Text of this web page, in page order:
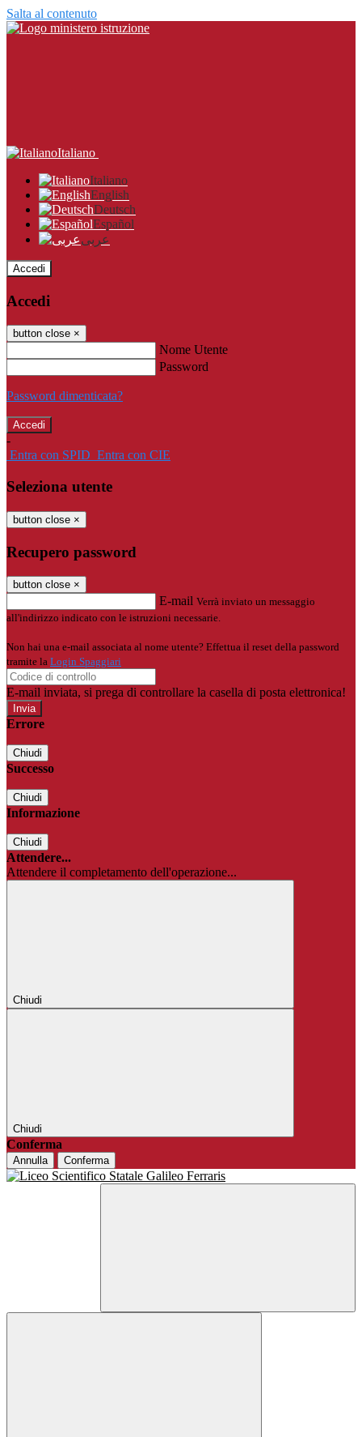
Salta al contenuto
Italiano
Italiano
English
Deutsch
Español
عربى
Accedi
Accedi
button close ×
Nome Utente
Password
Password dimenticata?
-
Entra con SPID Entra con CIE
Seleziona utente
button close ×
Recupero password
button close ×
E-mail Verrà inviato un messaggio
all'indirizzo indicato con le istruzioni necessarie.
Non hai una e-mail associata al nome utente? Effettua il reset della password
tramite la Login Spaggiari
E-mail inviata, si prega di controllare la casella di posta elettronica!
Errore
Chiudi
Successo
Chiudi
Informazione
Chiudi
Attendere...
Attendere il completamento dell'operazione...
Chiudi
Chiudi
Conferma
Annulla Conferma